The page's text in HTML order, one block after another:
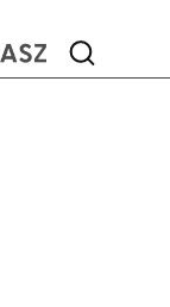
Otwórz